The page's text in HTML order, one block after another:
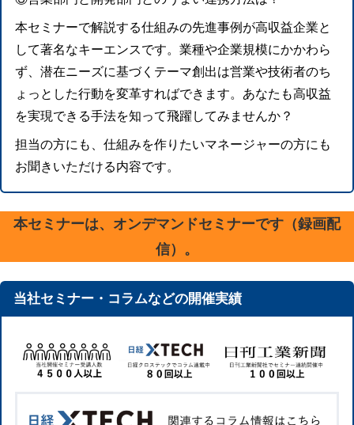
本セミナーで解説する仕組みの先進事例が高収益企業と
して著名なキーエンスです。業種や企業規模にかかわら
ず、潜在ニーズに基づくテーマ創出は営業や技術者のち
ょっとした行動を変革すればできます。あなたも高収益
を実現できる手法を知って飛躍してみませんか？
担当の方にも、仕組みを作りたいマネージャーの方にも
お聞きいただける内容です。
本セミナーは、 オンデマンドセミナーです（録画配
信）。
当社セミナー・コラムなどの開催実績